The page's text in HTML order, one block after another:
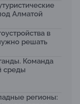
вторую жизнь
Алматой
в
решать
Команда
среды
регионы: